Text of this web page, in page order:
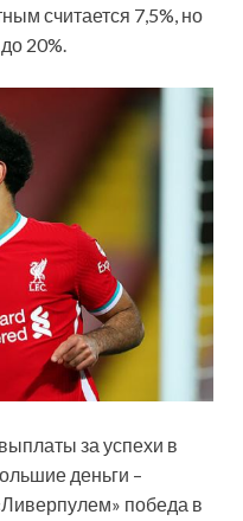
считается 7,5%, но
20%.
за успехи в
деньги –
победа в